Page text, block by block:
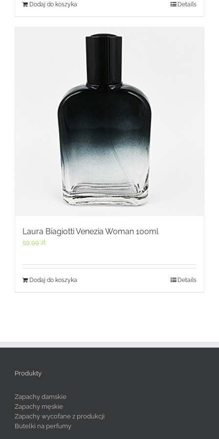
Dodaj do koszyka Details
Laura Biagiotti Venezia Woman 100ml
59,99 zł
Dodaj do koszyka Details
Produkty
Zapachy damskie
Zapachy męskie
Zapachy wycofane z produkcji
Butelki na perfumy